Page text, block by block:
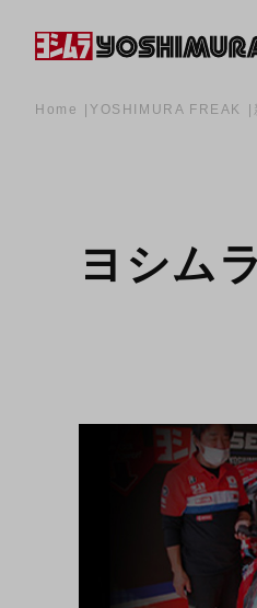
Home YOSHIMURA FREAK
ヨシム